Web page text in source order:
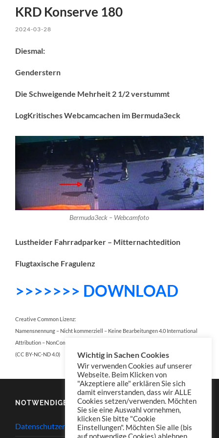
KRD Konserve 180
2024-03-28
Diesmal:
Genderstern
Die Schweigende Mehrheit 2 1/2 verstummt
LogKritisches Webcamcachen im Bermuda3eck
Bermuda3eck – Webcamfoto
Lustheider Fahrradparker – Mitternachtedition
Flugtaxische Fragulenz
>>>>>>> DOWNLOAD
Creative Common Lizenz:
Namensnennung – Nicht kommerziell – Keine Bearbeitungen 4.0 International
Attribution – NonCommercial – NoDerivatives 4.0 International
(CC BY-NC-ND 4.0)
NOTWENDIGES
Datenschutzerklärung
Wichtig in Sachen Cookies
Wir verwenden Cookies auf unserer
Webseite. Beim Klicken von
"Akzeptiere alle" erklären Sie sich
damit einverstanden, dass wir ALLE
Cookies setzen/verwenden. Möchten
Sie sie eine Auswahl vornehmen,
klicken Sie bitte "Cookie
Einstellungen". Möchten Sie alle (bis
auf notwendige Cookies) ablehnen,